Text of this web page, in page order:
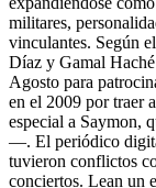
militares,
vinculantes. Según
Díaz y Gamal
Agosto para
en el 2009 por traer
especial a Saymon,
—. El periódico
tuvieron conflictos
conciertos. Lean un